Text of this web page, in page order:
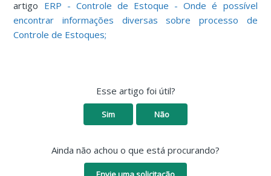
artigo ERP - Controle de Estoque - Onde é possível
encontrar informações diversas sobre processo de
Controle de Estoques;
Esse artigo foi útil?
Sim Não
Ainda não achou o que está procurando?